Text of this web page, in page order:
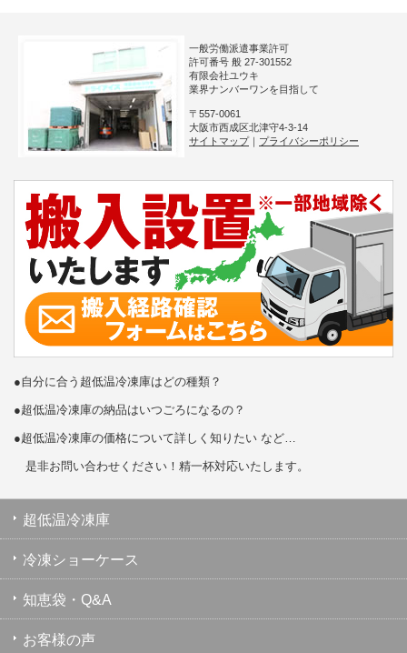
一般労働派遣事業許可
許可番号 般 27-301552
有限会社ユウキ
業界ナンバーワンを目指して
〒557-0061
大阪市西成区北津守4-3-14
サイトマップ
プライバシーポリシー
●自分に合う超低温冷凍庫はどの種類？
●超低温冷凍庫の納品はいつごろになるの？
●超低温冷凍庫の価格について詳しく知りたい など…
是非お問い合わせください！精一杯対応いたします。
超低温冷凍庫
冷凍ショーケース
知恵袋・Q&A
お客様の声